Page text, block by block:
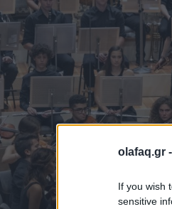
olafaq.gr -
If you wish
sensitive